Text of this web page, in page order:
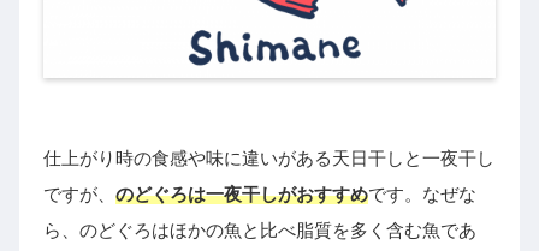
仕上がり時の食感や味に違いがある天日干しと一夜干し
ですが、 のどぐろは一夜干しがおすすめです。なぜな
ら、のどぐろはほかの魚と比べ脂質を多く含む魚であ